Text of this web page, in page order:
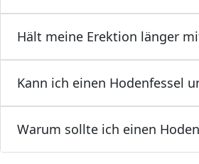
Hält meine Erektion länger
Kann ich einen Hodenfessel
Warum sollte ich einen